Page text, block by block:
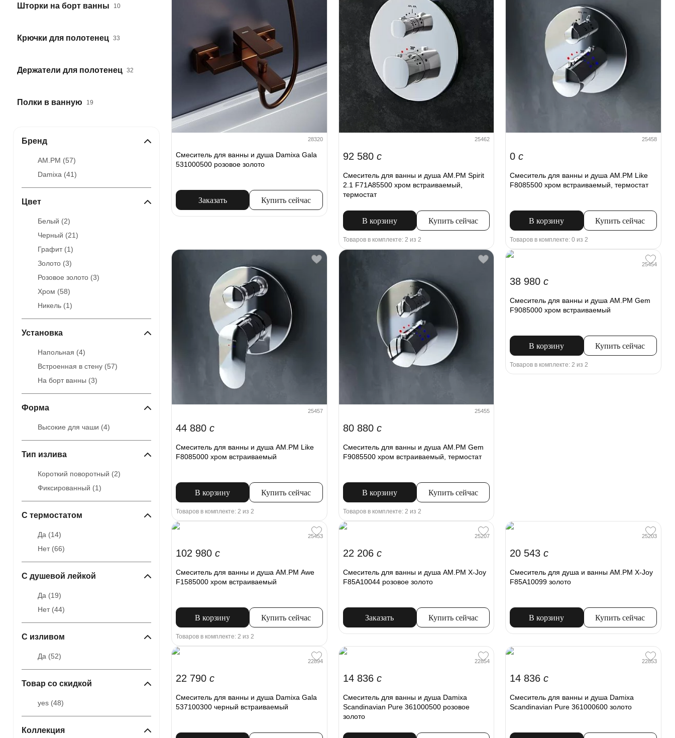
Шторки на борт ванны 10
Крючки для полотенец 33
Держатели для полотенец 32
Полки в ванную 19
Бренд
AM.PM (57)
Damixa (41)
Цвет
Белый (2)
Черный (21)
Графит (1)
Золото (3)
Розовое золото (3)
Хром (58)
Никель (1)
Установка
Напольная (4)
Встроенная в стену (57)
На борт ванны (3)
Форма
Высокие для чаши (4)
Тип излива
Короткий поворотный (2)
Фиксированный (1)
С термостатом
Да (14)
Нет (66)
С душевой лейкой
Да (19)
Нет (44)
С изливом
Да (52)
Товар со скидкой
yes (48)
Коллекция
28320
Смеситель для ванны и душа Damixa Gala
531000500 розовое золото
Заказать Купить сейчас
25462
92 580 c
Смеситель для ванны и душа AM.PM Spirit
2.1 F71A85500 хром встраиваемый,
термостат
В корзину Купить сейчас
Товаров в комплекте: 2 из 2
25458
0c
Смеситель для ванны и душа AM.PM Like
F8085500 хром встраиваемый, термостат
В корзину Купить сейчас
Товаров в комплекте: 0 из 2
25457
44 880 c
Смеситель для ванны и душа AM.PM Like
F8085000 хром встраиваемый
В корзину Купить сейчас
Товаров в комплекте: 2 из 2
25455
80 880 c
Смеситель для ванны и душа AM.PM Gem
F9085500 хром встраиваемый, термостат
В корзину Купить сейчас
Товаров в комплекте: 2 из 2
25454
38 980c
Смеситель для ванны и душа AM.PM Gem
F9085000 хром встраиваемый
В корзину Купить сейчас
Товаров в комплекте: 2 из 2
25453
102 980 c
Смеситель для ванны и душа AM.PM Awe
F1585000 хром встраиваемый
В корзину Купить сейчас
Товаров в комплекте: 2 из 2
25207
22 206 c
Смеситель для ванны и душа AM.PM X-Joy
F85A10044 розовое золото
Заказать Купить сейчас
25203
20 543c
Смеситель для душа и ванны AM.PM X-Joy
F85A10099 золото
В корзину Купить сейчас
22894
22 790 c
Смеситель для ванны и душа Damixa Gala
537100300 черный встраиваемый
22854
14 836 c
Смеситель для ванны и душа Damixa
Scandinavian Pure 361000500 розовое
золото
22853
14 836c
Смеситель для ванны и душа Damixa
Scandinavian Pure 361000600 золото